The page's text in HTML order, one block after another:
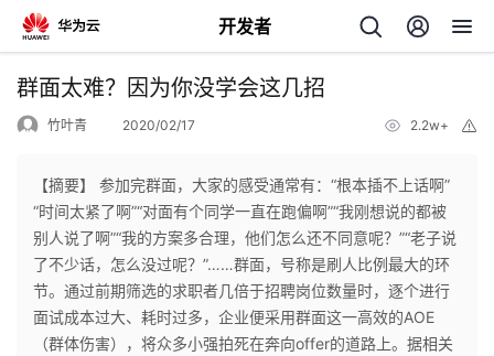
开发者
返
个
人
我
群面太难？因为你没学会这几招
竹叶青 2020/02/17 2.2w+
【摘要】 参加完群面，大家的感受通常有：“根本插不上话啊”
“时间太紧了啊”“对面有个同学一直在跑偏啊”“我刚想说的都被
别人说了啊”“我的方案多合理，他们怎么还不同意呢？”“老子说
了不少话，怎么没过呢？”……群面，号称是刷人比例最大的环
节。通过前期筛选的求职者几倍于招聘岗位数量时，逐个进行
面试成本过大、耗时过多，企业便采用群面这一高效的AOE
（群体伤害），将众多小强拍死在奔向offer的道路上。据相关